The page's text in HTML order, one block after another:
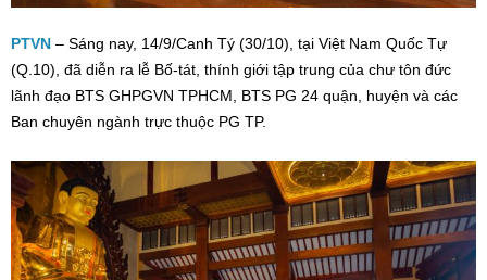
PTVN – Sáng nay, 14/9/Canh Tý (30/10), tại Việt Nam Quốc Tự
(Q.10), đã diễn ra lễ Bố-tát, thính giới tập trung của chư tôn đức
lãnh đạo BTS GHPGVN TPHCM, BTS PG 24 quận, huyện và các
Ban chuyên ngành trực thuộc PG TP.